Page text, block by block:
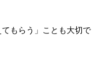
もらう」ことも大切で